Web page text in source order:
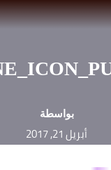
بواسطة
أبريل 21, 2017
بالتواصل معك